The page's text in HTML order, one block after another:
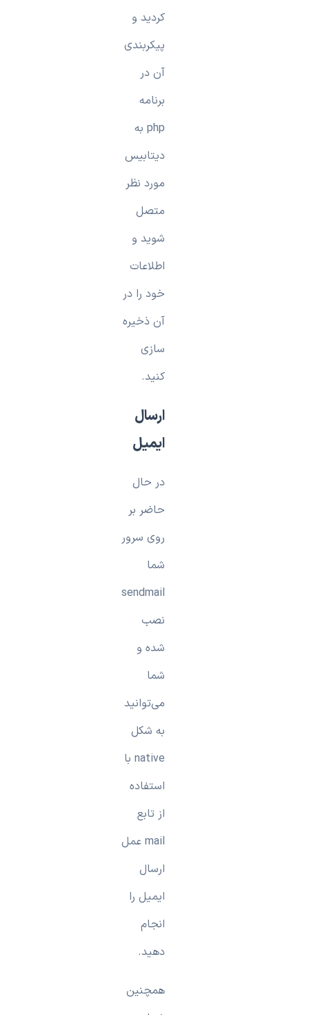
کردید و
پیکربندی
آن در
برنامه
php به
دیتابیس
مورد نظر
متصل
شوید و
اطلاعات
خود را در
آن ذخیره
سازی
کنید.
ارسال
ایمیل
در حال
حاضر بر
روی سرور
شما
sendmail
نصب
شده و
شما
می‌توانید
به شکل
native با
استفاده
از تابع
mail عمل
ارسال
ایمیل را
انجام
دهید.
همچنین